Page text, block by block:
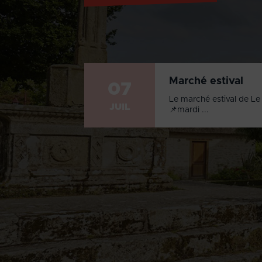
Marché estival
Le marché estival de
📌mardi ...